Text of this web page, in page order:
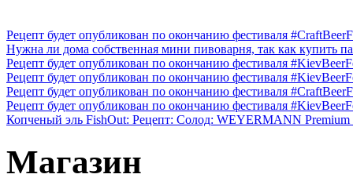
Рецепт будет опубликован по окончанию фестиваля
Нужна ли дома собственная мини пивоварня, так как купить
Рецепт будет опубликован по окончанию фестиваля
Рецепт будет опубликован по окончанию фестиваля
Рецепт будет опубликован по окончанию фестиваля
Рецепт будет опубликован по окончанию фестиваля
Копченый эль FishOut: Рецепт: Солод: WEYERMANN
Магазин